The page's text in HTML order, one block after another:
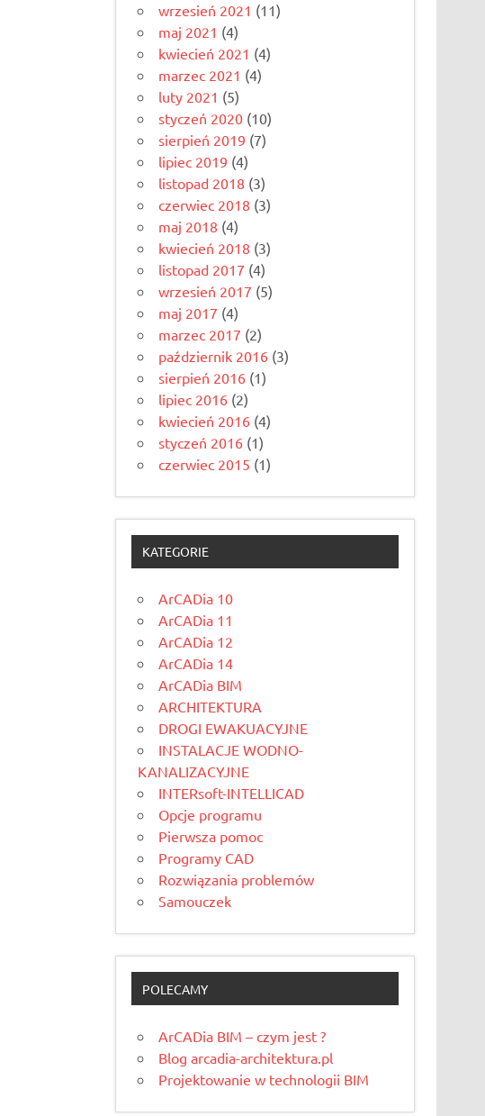
wrzesień 2021 (11)
maj 2021 (4)
kwiecień 2021 (4)
marzec 2021 (4)
luty 2021 (5)
styczeń 2020 (10)
sierpień 2019 (7)
lipiec 2019 (4)
listopad 2018 (3)
czerwiec 2018 (3)
maj 2018 (4)
kwiecień 2018 (3)
listopad 2017 (4)
wrzesień 2017 (5)
maj 2017 (4)
marzec 2017 (2)
październik 2016 (3)
sierpień 2016 (1)
lipiec 2016 (2)
kwiecień 2016 (4)
styczeń 2016 (1)
czerwiec 2015 (1)
KATEGORIE
ArCADia 10
ArCADia 11
ArCADia 12
ArCADia 14
ArCADia BIM
ARCHITEKTURA
DROGI EWAKUACYJNE
INSTALACJE WODNO-
KANALIZACYJNE
INTERsoft-INTELLICAD
Opcje programu
Pierwsza pomoc
Programy CAD
Rozwiązania problemów
Samouczek
POLECAMY
ArCADia BIM – czym jest ?
Blog arcadia-architektura.pl
Projektowanie w technologii BIM